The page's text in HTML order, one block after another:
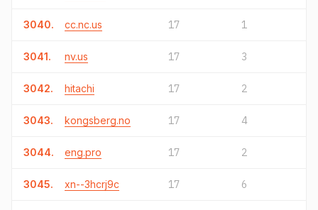
3040. cc.nc.us 17 1
3041. nv.us 17 3
3042. hitachi 17 2
3043. kongsberg.no 17 4
3044. eng.pro 17 2
3045. xn--3hcrj9c 17 6